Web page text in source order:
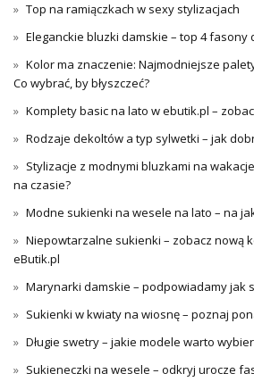
Top na ramiączkach w sexy stylizacjach
Eleganckie bluzki damskie – top 4 fasony
Kolor ma znaczenie: Najmodniejsze
Co wybrać, by błyszczeć?
Komplety basic na lato w ebutik.pl –
Rodzaje dekoltów a typ sylwetki – jak
Stylizacje z modnymi bluzkami na
na czasie?
Modne sukienki na wesele na lato – na
Niepowtarzalne sukienki – zobacz nową
eButik.pl
Marynarki damskie – podpowiadamy jak
Sukienki w kwiaty na wiosnę – poznaj
Długie swetry – jakie modele warto
Sukieneczki na wesele – odkryj urocze